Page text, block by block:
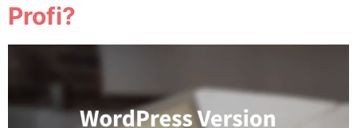
Profi?